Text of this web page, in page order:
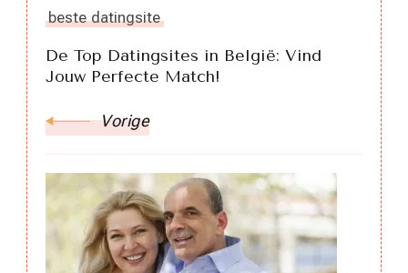
beste datingsite
De Top Datingsites in België: Vind
Jouw Perfecte Match!
Vorige